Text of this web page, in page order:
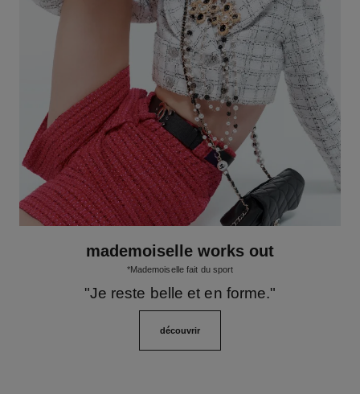
mademoiselle works out
*Mademoiselle fait du sport
"Je reste belle et en forme."
découvrir